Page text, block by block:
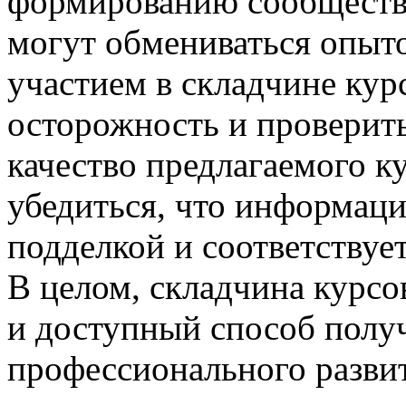
могут обмениваться
участием в складчине
осторожность и
качество предлагаемого
убедиться, что
подделкой и
В целом, складчина
и доступный способ
профессионального